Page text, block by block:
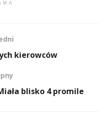
kierowców
blisko 4 promile